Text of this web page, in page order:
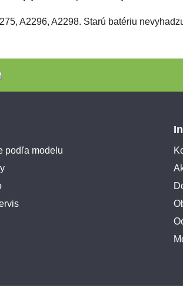
A2296, A2298. Starú batériu
podľa modelu